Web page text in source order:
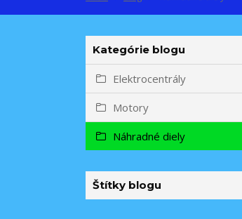
Kategórie blogu
Elektrocentrály
Motory
Náhradné diely
Štítky blogu